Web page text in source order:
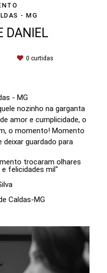
- MG
DANIEL
0 curtidas
- MG
nozinho na garganta
amor e cumplicidade, o
o momento! Momento
guardado para
trocaram olhares
felicidades mil"
Caldas-MG